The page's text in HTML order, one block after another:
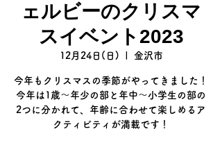
ェルビーのクリスマ
スイベント2023
12月24日(日) 金沢市
今年もクリスマスの季節がやってきました！
今年は1歳〜年少の部と年中〜小学生の部の
2つに分かれて、年齢に合わせて楽しめるア
クティビティが満載です！